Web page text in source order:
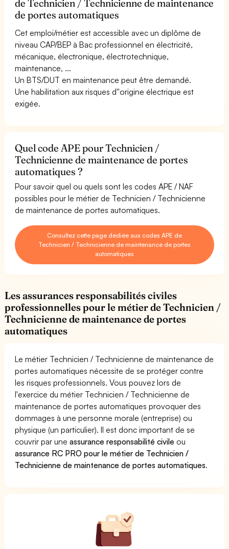
de Technicien / Technicienne de maintenance
de portes automatiques
Cet emploi/métier est accessible avec un diplôme de
niveau CAP/BEP à Bac professionnel en électricité,
mécanique, électronique, électrotechnique,
maintenance, ...
Un BTS/DUT en maintenance peut être demandé.
Une habilitation aux risques d''origine électrique est
exigée.
Quel code APE pour Technicien /
Technicienne de maintenance de portes
automatiques ?
Pour savoir quel ou quels sont les codes APE / NAF
possibles pour le métier de Technicien / Technicienne
de maintenance de portes automatiques.
Consultez cette page dédiée aux codes APE de
Technicien / Technicienne de maintenance de portes
automatiques
Les assurances responsabilités civiles
professionnelles pour le métier de Technicien /
Technicienne de maintenance de portes
automatiques
Le métier Technicien / Technicienne de maintenance de
portes automatiques nécessite de se protéger contre
les risques professionnels. Vous pouvez lors de
l'exercice du métier Technicien / Technicienne de
maintenance de portes automatiques provoquer des
dommages à une personne morale (entreprise) ou
physique (un particulier). Il est donc important de se
couvrir par uneassurance responsabilité civile ou
assurance RC PRO pour le métier de Technicien /
Technicienne de maintenance de portes automatiques.